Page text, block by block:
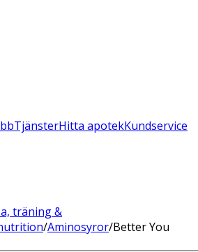
TjänsterHitta apotekKundservice
träning &
/Aminosyror/Better You